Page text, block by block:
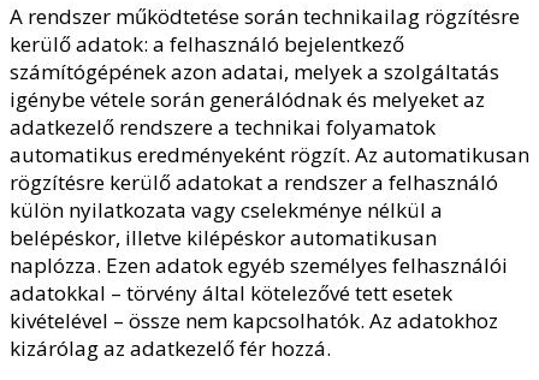
A rendszer működtetése során technikailag rögzítésre
kerülő adatok: a felhasználó bejelentkező
számítógépének azon adatai, melyek a szolgáltatás
igénybe vétele során generálódnak és melyeket az
adatkezelő rendszere a technikai folyamatok
automatikus eredményeként rögzít. Az automatikusan
rögzítésre kerülő adatokat a rendszer a felhasználó
külön nyilatkozata vagy cselekménye nélkül a
belépéskor, illetve kilépéskor automatikusan
naplózza. Ezen adatok egyéb személyes felhasználói
adatokkal – törvény által kötelezővé tett esetek
kivételével – össze nem kapcsolhatók. Az adatokhoz
kizárólag az adatkezelő fér hozzá.